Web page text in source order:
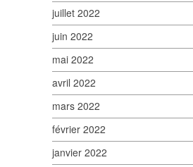
juillet 2022
juin 2022
mai 2022
avril 2022
mars 2022
février 2022
janvier 2022